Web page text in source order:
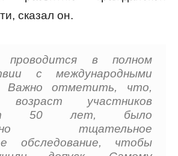
сказал он.
в полном
с международными
Важно отметить, что,
возраст участников
50 лет, было
тщательное
обследование, чтобы